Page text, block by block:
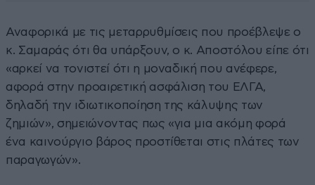
Αναφορικά με τις μεταρρυθμίσεις που προέβλεψε ο
κ. Σαμαράς ότι θα υπάρξουν, ο κ. Αποστόλου είπε ότι
«αρκεί να τονιστεί ότι η μοναδική που ανέφερε,
αφορά στην προαιρετική ασφάλιση του ΕΛΓΑ,
δηλαδή την ιδιωτικοποίηση της κάλυψης των
ζημιών», σημειώνοντας πως «για μια ακόμη φορά
ένα καινούργιο βάρος προστίθεται στις πλάτες των
παραγωγών».